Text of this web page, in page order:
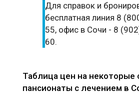
Для справок и
бесплатная линия 8
55, офис в Сочи - 8
60.
Таблица цен на некоторые
пансионаты с лечением в